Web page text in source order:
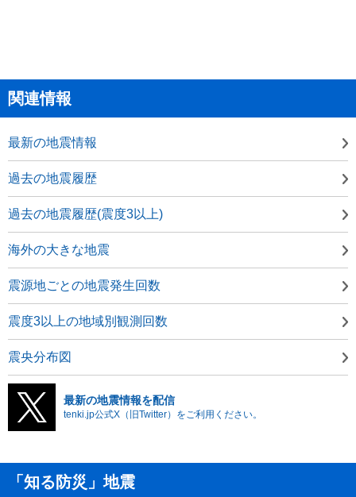
関連情報
最新の地震情報
過去の地震履歴
過去の地震履歴(震度3以上)
海外の大きな地震
震源地ごとの地震発生回数
震度3以上の地域別観測回数
震央分布図
最新の地震情報を配信
tenki.jp公式X（旧Twitter）をご利用ください。
「知る防災」地震